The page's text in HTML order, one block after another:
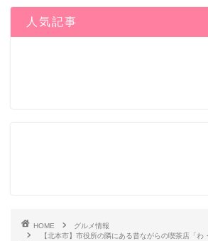
人気記事
HOME
グルメ情報
【北本市】市役所の隣にある昔ながらの喫茶店「わ